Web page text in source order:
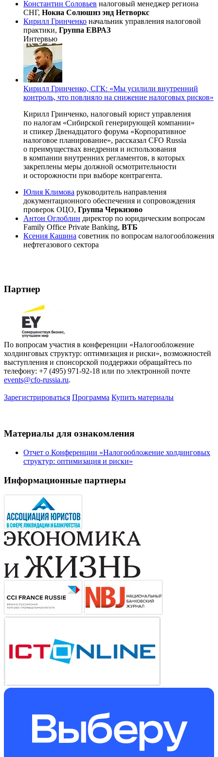
Константин Соловьев налоговый менеджер региона
СНГ, Нокиа Солюшнз энд Нетворкс
Кирилл Гринченко начальник управления налоговой
практики, Группа ЕВРАЗ
Интервью
Кирилл Гринченко, СГК: «Мы усилили внутренний
контроль, что повлияло на снижение налоговых рисков»
Кирилл Гринченко, налоговый юрист управления
по налогам «Сибирской генерирующей компании»
и спикер Двенадцатого форума «Корпоративное
налоговое планирование», рассказал CFO Russia
о преимуществах внедрения и использования
в компании внутренних регламентов, в которых
закреплены меры должной осмотрительности
и осторожности при выборе контрагента.
Юлия Климова руководитель направления
документационного обеспечения и сопровождения
проверок ОЦО, Группа Черкизово
Антон Оглоблин директор по юридическим вопросам
Family Office Private Banking, ВТБ
Ксения Кашина советник по вопросам налогообложения
нефтегазового сектора
Партнер
По вопросам участия в конференции «Налогообложение
холдинговых структур: оптимизация и риски», возможностей
выступления и спонсорской поддержки обращайтесь по
телефону: +7 (495) 971-92-18 или по электронной почте
events@cfo-russia.ru.
Зарегистрироваться Программа Купить материалы
Материалы для ознакомления
Отчет о Конференции «Налогообложение холдинговых
структур: оптимизация и риски»
Информационные партнеры